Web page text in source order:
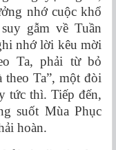
nhớ cuộc khổ
gẫm về Tuần
nhớ lời kêu mời
Ta, phải từ bỏ
theo Ta”, một đòi
tức thì. Tiếp đến,
suốt Mùa Phục
hoàn.